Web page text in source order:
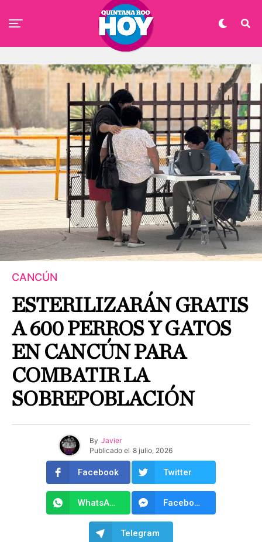
CANCÚN
ESTERILIZARÁN GRATIS
A 600 PERROS Y GATOS
EN CANCÚN PARA
COMBATIR LA
SOBREPOBLACIÓN
By Javier
Publicado el 8 julio, 2026
Facebook Twitter
WhatsApp Facebook Messenger
Telegram